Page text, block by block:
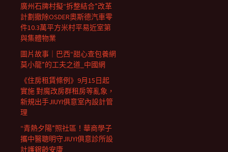
廣州石牌村擬“拆整結合”改革
計劃撤除OSDER奧斯德汽車零
件10.3萬平方米村平易近室第
與集體物業
圖片故事｜巴西“甜心查包養網
莫小龍”的工夫之道_中國網
《住房租賃條例》9月15日起
實施 對魔改房群租房等亂象，
新規出手JIUYI俱意室內設計管
理
“青熱夕陽”照社區！華商學子
攜中醫聰明守JIUYI俱意診所設
計護銀齡安康